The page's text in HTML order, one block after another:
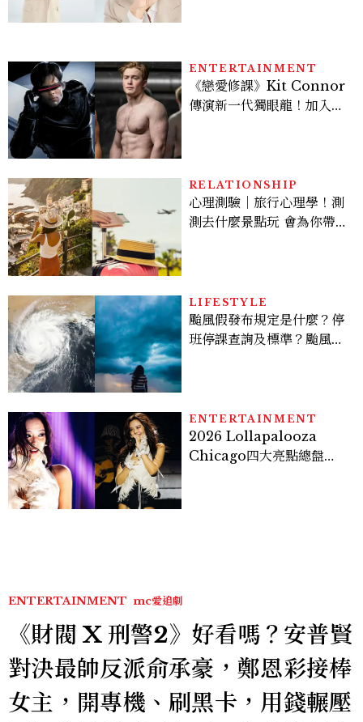
ENTERTAINMENT
《戀愛修課》Kit Connor
傳演新一代獨眼龍！加入新
RELATIONSHIP
心理測驗｜旅行心理學！測
測去什麼景點玩 會為你帶來
LIFESTYLE
颱風假發布規定是什麼？停
班停課查詢及標準？颱風假
ENTERTAINMENT
2026 Lollapalooza
Chicago四大亮點總盤
ENTERTAINMENT mc愛追劇
《財閥 X 刑警2》好看嗎？安普賢
對決最帥反派俞承豪，鄭恩彩接棒
女主，開專機、刷黑卡，用錢輾壓